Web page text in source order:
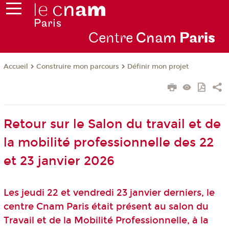
Centre Cnam Paris
Accueil Construire mon parcours Définir mon projet
Retour sur le Salon du travail et de
la mobilité professionnelle des 22
et 23 janvier 2026
Les jeudi 22 et vendredi 23 janvier derniers, le
centre Cnam Paris était présent au salon du
Travail et de la Mobilité Professionnelle, à la